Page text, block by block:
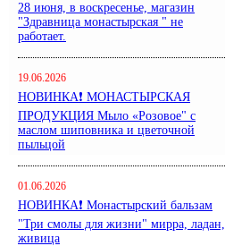
28 июня, в воскресенье, магазин
"Здравница монастырская " не
работает.
19.06.2026
НОВИНКА❗ МОНАСТЫРСКАЯ
ПРОДУКЦИЯ Мыло «Розовое" с
маслом шиповника и цветочной
пыльцой
01.06.2026
НОВИНКА❗ Монастырский бальзам
"Три смолы для жизни" мирра, ладан,
живица